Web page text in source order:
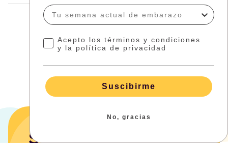
Se acerca ese día
Acepto los términos y condiciones
y la política de privacidad
Suscibirme
No, gracias